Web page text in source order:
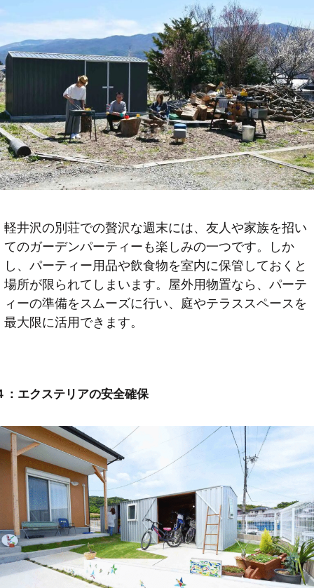
軽井沢の別荘での贅沢な週末には、友人や家族を招い
てのガーデンパーティーも楽しみの一つです。しか
し、パーティー用品や飲食物を室内に保管しておくと
場所が限られてしまいます。屋外用物置なら、パーテ
ィーの準備をスムーズに行い、庭やテラススペースを
最大限に活用できます。
： エクステリアの安全確保